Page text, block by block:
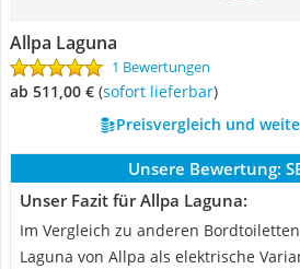
Allpa Laguna
1 Bewertungen
ab 511,00 € ( Sofort lieferbar)
Preisvergleich und
Unsere Bewertung:
Unser Fazit für Allpa Laguna:
Im Vergleich zu anderen
Laguna von Allpa als elektrische